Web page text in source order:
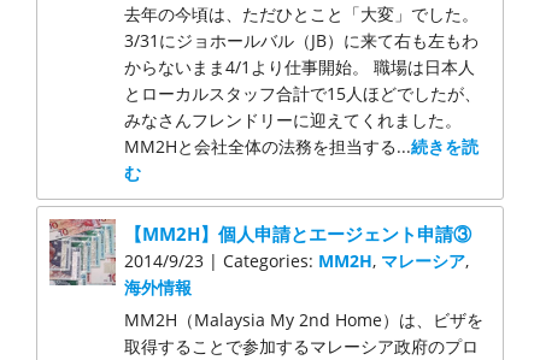
去年の今頃は、ただひとこと「大変」でした。
3/31にジョホールバル（JB）に来て右も左もわ
からないまま4/1より仕事開始。 職場は日本人
とローカルスタッフ合計で15人ほどでしたが、
みなさんフレンドリーに迎えてくれました。
MM2Hと会社全体の法務を担当する...続きを読
む
【MM2H】個人申請とエージェント申請③
2014/9/23 | Categories: MM2H, マレーシア,
海外情報
MM2H（Malaysia My 2nd Home）は、ビザを
取得することで参加するマレーシア政府のプロ